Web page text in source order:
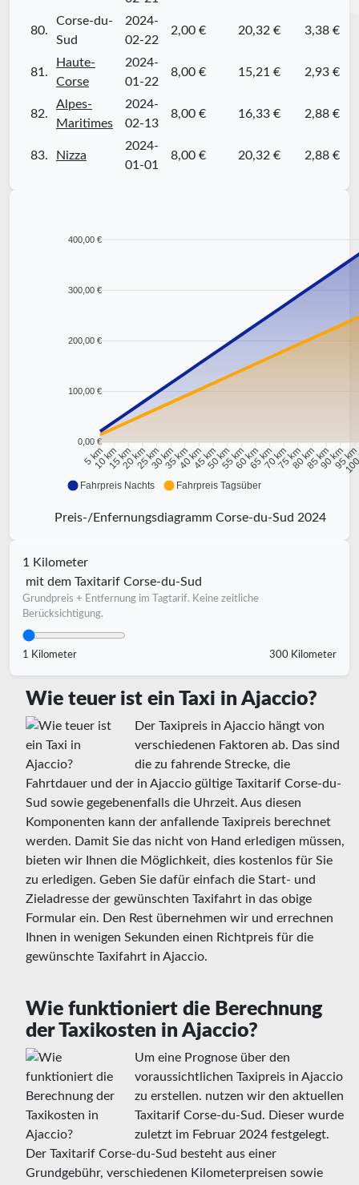
80.
Corse-du-
Sud
2024-
02-22
2,00 € 20,32 € 3,38 €
81.
Haute-
Corse
2024-
01-22
8,00 € 15,21 € 2,93 €
82.
Alpes-
Maritimes
2024-
02-13
8,00 € 16,33 € 2,88 €
83. Nizza
2024-
01-01
8,00 € 20,32 € 2,88 €
400,00 €
300,00 €
200,00 €
100,00 €
0,00 €
5 km
10 km15 km20 km25 km30 km35 km40 km45 km50 km55 km60 km65 km70 km75 km80 km85 km90 km95 km
Fahrpreis Nachts Fahrpreis Tagsüber
Preis-/Enfernungsdiagramm Corse-du-Sud 2024
1 Kilometer
mit dem Taxitarif Corse-du-Sud
Grundpreis + Entfernung im Tagtarif. Keine zeitliche
Berücksichtigung.
1 Kilometer 300 Kilometer
Wie teuer ist ein Taxi in Ajaccio?
Der Taxipreis in Ajaccio hängt von
verschiedenen Faktoren ab. Das sind
die zu fahrende Strecke, die
Fahrtdauer und der in Ajaccio gültige Taxitarif Corse-du-
Sud sowie gegebenenfalls die Uhrzeit. Aus diesen
Komponenten kann der anfallende Taxipreis berechnet
werden. Damit Sie das nicht von Hand erledigen müssen,
bieten wir Ihnen die Möglichkeit, dies kostenlos für Sie
zu erledigen. Geben Sie dafür einfach die Start- und
Zieladresse der gewünschten Taxifahrt in das obige
Formular ein. Den Rest übernehmen wir und errechnen
Ihnen in wenigen Sekunden einen Richtpreis für die
gewünschte Taxifahrt in Ajaccio.
Wie funktioniert die Berechnung
der Taxikosten in Ajaccio?
Um eine Prognose über den
voraussichtlichen Taxipreis in Ajaccio
zu erstellen. nutzen wir den aktuellen
Taxitarif Corse-du-Sud. Dieser wurde
zuletzt im Februar 2024 festgelegt.
Der Taxitarif Corse-du-Sud besteht aus einer
Grundgebühr, verschiedenen Kilometerpreisen sowie